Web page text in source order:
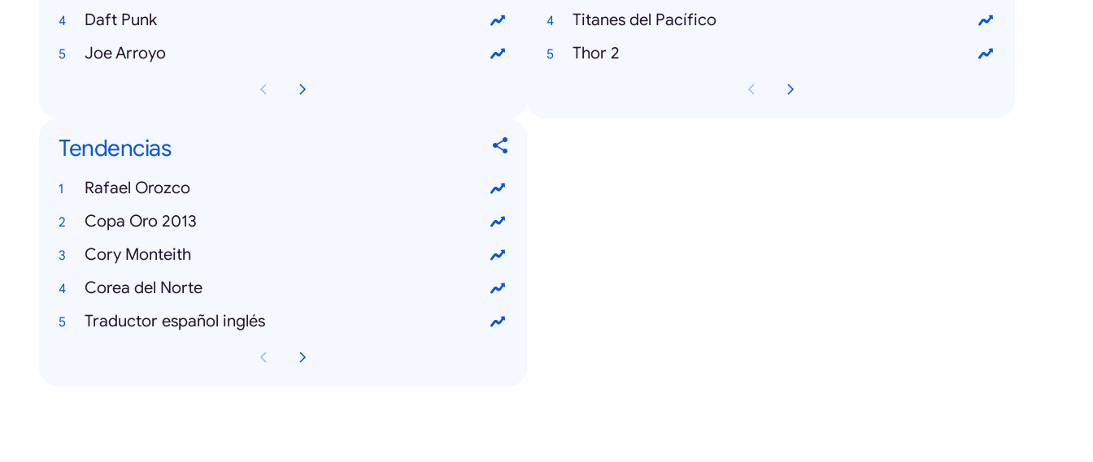
Daft Punk
Joe Arroyo
Titanes del Pacífico
Thor 2
Tendencias
Rafael Orozco
Copa Oro 2013
Cory Monteith
Corea del Norte
Traductor español inglés